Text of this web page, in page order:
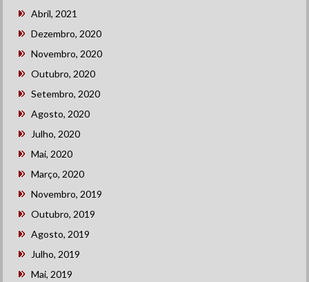
Abril, 2021
Dezembro, 2020
Novembro, 2020
Outubro, 2020
Setembro, 2020
Agosto, 2020
Julho, 2020
Mai, 2020
Março, 2020
Novembro, 2019
Outubro, 2019
Agosto, 2019
Julho, 2019
Mai, 2019